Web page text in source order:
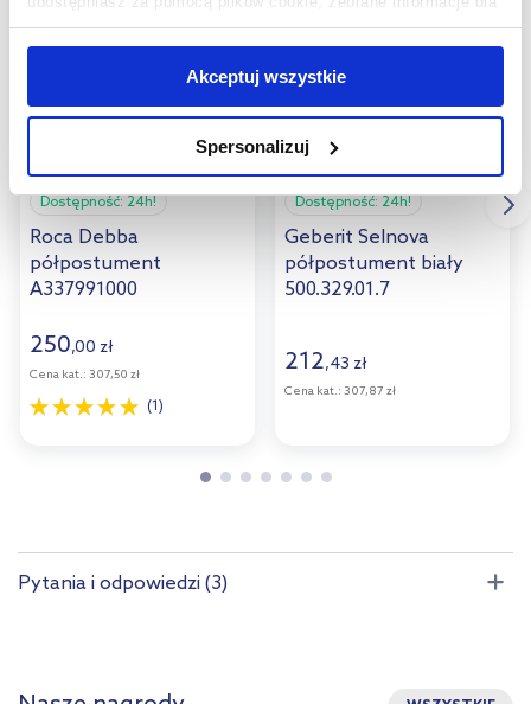
użytkowników zewnętrznych, a także nasi partnerzy reklamowi.
jednak, że zablokowane niektóre pliki cookie mogą mieć wpływ
na sposób dostarczania treści niedostosowanych do potrzeb
Aby uzyskać więcej informacji na temat plików plików cookie,
kliknij „Ustawienia plików cookie”. Jeśli chcesz uzyskać więcej
informacji na temat plików cookie i tego, dlaczego ich przepisy,
przejdź do zakładek „Informacje o plikach cookie”.
Akceptuj wszystkie
Spersonalizuj
Dostępność: 24h!
Roca Debba
półpostument
A337991000
250,00 zł
Cena kat.: 307,50 zł
(1)
Dostępność:24h!
Geberit Selnova
półpostument biały
500.329.01.7
212,43 zł
Cena kat.: 307,87 zł
Pytania i odpowiedzi (3)